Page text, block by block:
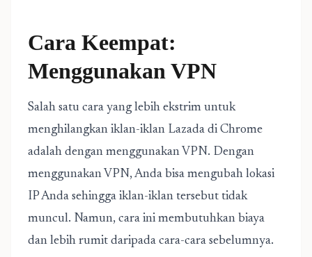
Cara Keempat:
Menggunakan VPN
Salah satu cara yang lebih ekstrim untuk
menghilangkan iklan-iklan Lazada di Chrome
adalah dengan menggunakan VPN. Dengan
menggunakan VPN, Anda bisa mengubah lokasi
IP Anda sehingga iklan-iklan tersebut tidak
muncul. Namun, cara ini membutuhkan biaya
dan lebih rumit daripada cara-cara sebelumnya.